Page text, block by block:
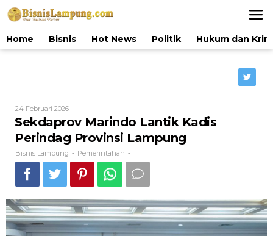
Lewati
ke
Home
Bisnis Hot News Politik Hukum dan
24 Februari 2026Oleh
Bisnis
Lampung
Sekdaprov Marindo Lantik Kadis
Perindag Provinsi Lampung
Bisnis Lampung - Pemerintahan -